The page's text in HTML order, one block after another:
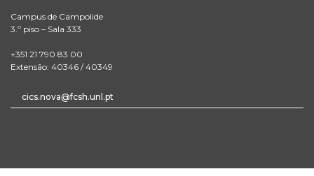
Campus de Campolide
3.º piso – Sala 333
+351 21 790 83 00
Extensão: 40346 / 40349
cics.nova@fcsh.unl.pt